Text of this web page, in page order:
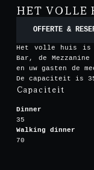
HET VOLLE
OFFERTE &
Het volle huis is
Bar, de
en uw gasten de
De capaciteit is
Capaciteit
Dinner
35
Walking dinner
70